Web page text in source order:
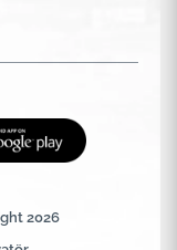
2026